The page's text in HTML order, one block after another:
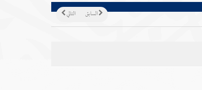
التالي السابق